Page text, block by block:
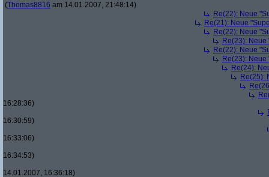
(Thomas8816 am 14.01.2007, 21:48:14)
Re(22): Neue
Re(21): Neue
Re(22): Neue
Re(23):
Re(22): Neue
Re(23):
Re(24):
Re(25):
16:28:36)
16:30:59)
16:33:06)
16:34:53)
14.01.2007, 16:36:18)